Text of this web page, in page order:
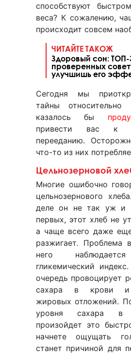
способствуют
веса? К сожалению,
происходит совсем
ЧИТАЙТЕ ТАКОЖ
Здоровый сон: ТОП-
проверенных
улучшишь его
Сегодня мы
тайны относительно
казалось бы
привести вас к
перееданию.
что-то из них
Цельнозерновой
Многие ошибочно
цельнозернового
деле он не так уж и
первых, этот хлеб не
а чаще всего даже
разжигает. Проблема
него
гликемический
очередь провоцирует
сахара в крови и
жировых отложений.
уровня сахара
произойдет это
начнете ощущать
станет причиной для